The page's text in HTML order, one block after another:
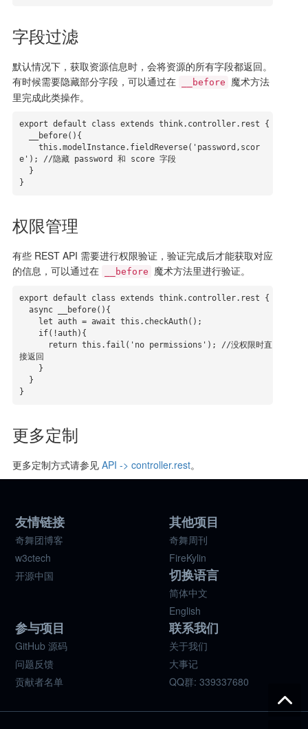
字段过滤
默认情况下，获取资源信息时，会将资源的所有字段都返回。
有时候需要隐藏部分字段，可以通过在
__before
魔术方法
里完成此类操作。
export default class extends think.controller.rest {
e'); //隐藏 password 和 score 字段
}
权限管理
有些 REST API 需要进行权限验证，验证完成后才能获取对应
的信息，可以通过在
__before 魔术方法里进行验证。
export default class extends think.controller.rest {
接返回
}
更多定制
更多定制方式请参见 API -> controller.rest。
友情链接
奇舞团博客
w3ctech
开源中国
其他项目
奇舞周刊
FireKylin
切换语言
简体中文
English
参与项目
GitHub 源码
问题反馈
贡献者名单
联系我们
关于我们
大事记
QQ群: 339337680